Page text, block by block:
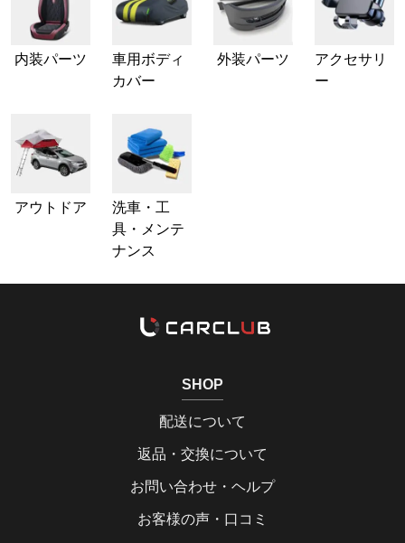
内装パーツ
車用ボディ
カバー
外装パーツ
アクセサリ
ー
アウトドア
洗車・工
具・メンテ
ナンス
SHOP
配送について
返品・交換について
お問い合わせ・ヘルプ
お客様の声・口コミ